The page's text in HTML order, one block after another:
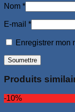
Nom *
E-mail *
Enregistrer mon
Produits
-10%